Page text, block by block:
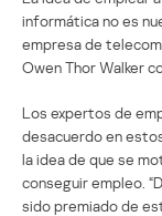
informática no es
empresa de
Owen Thor Walker
Los expertos de
desacuerdo en
la idea de que se
conseguir empleo.
sido premiado de